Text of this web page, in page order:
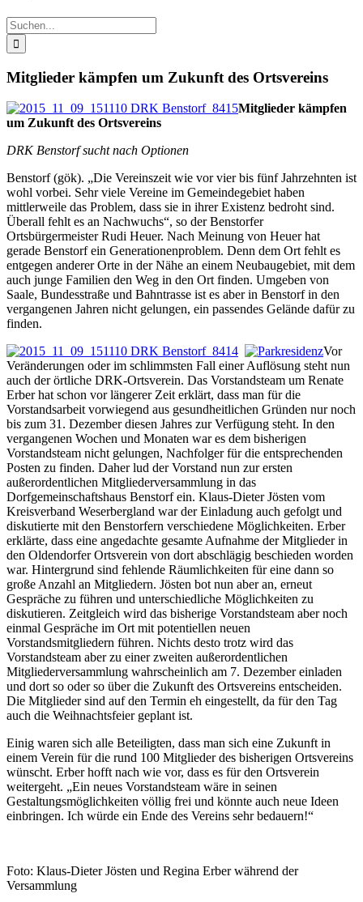
Suche
nach:
Mitglieder kämpfen um Zukunft des Ortsvereins
Mitglieder kämpfen
um Zukunft des Ortsvereins
DRK Benstorf sucht nach Optionen
Benstorf (gök). „Die Vereinszeit wie vor vier bis fünf Jahrzehnten ist
wohl vorbei. Sehr viele Vereine im Gemeindegebiet haben
mittlerweile das Problem, dass sie in ihrer Existenz bedroht sind.
Überall fehlt es an Nachwuchs“, so der Benstorfer
Ortsbürgermeister Rudi Heuer. Nach Meinung von Heuer hat
gerade Benstorf ein Generationenproblem. Denn dem Ort fehlt es
entgegen anderer Orte in der Nähe an einem Neubaugebiet, mit dem
auch junge Familien den Weg in den Ort finden. Umgeben von
Saale, Bundesstraße und Bahntrasse ist es aber in Benstorf in den
vergangenen Jahren nicht gelungen, ein passendes Gelände dafür zu
finden.
Vor
Veränderungen oder im schlimmsten Fall einer Auflösung steht nun
auch der örtliche DRK-Ortsverein. Das Vorstandsteam um Renate
Erber hat schon vor längerer Zeit erklärt, dass man für die
Vorstandsarbeit vorwiegend aus gesundheitlichen Gründen nur noch
bis zum 31. Dezember diesen Jahres zur Verfügung steht. In den
vergangenen Wochen und Monaten war es dem bisherigen
Vorstandsteam nicht gelungen, Nachfolger für die entsprechenden
Posten zu finden. Daher lud der Vorstand nun zur ersten
außerordentlichen Mitgliederversammlung in das
Dorfgemeinschaftshaus Benstorf ein. Klaus-Dieter Jösten vom
Kreisverband Weserbergland war der Einladung auch gefolgt und
diskutierte mit den Benstorfern verschiedene Möglichkeiten. Erber
erklärte, dass eine angedachte gesamte Aufnahme der Mitglieder in
den Oldendorfer Ortsverein von dort abschlägig beschieden worden
war. Hintergrund sind fehlende Räumlichkeiten für eine dann so
große Anzahl an Mitgliedern. Jösten bot nun aber an, erneut
Gespräche zu führen und unterschiedliche Möglichkeiten zu
diskutieren. Zeitgleich wird das bisherige Vorstandsteam aber noch
einmal Gespräche im Ort mit potentiellen neuen
Vorstandsmitgliedern führen. Nichts desto trotz wird das
Vorstandsteam aber zu einer zweiten außerordentlichen
Mitgliederversammlung wahrscheinlich am 7. Dezember einladen
und dort so oder so über die Zukunft des Ortsvereins entscheiden.
Die Mitglieder sind auf den Termin eh eingestellt, da für den Tag
auch die Weihnachtsfeier geplant ist.
Einig waren sich alle Beteiligten, dass man sich eine Zukunft in
einem Verein für die rund 100 Mitglieder des bisherigen Ortsvereins
wünscht. Erber hofft nach wie vor, dass es für den Ortsverein
weitergeht. „Ein neues Vorstandsteam wäre in seinen
Gestaltungsmöglichkeiten völlig frei und könnte auch neue Ideen
einbringen. Ich würde ein Ende des Vereins sehr bedauern!“
Foto: Klaus-Dieter Jösten und Regina Erber während der
Versammlung